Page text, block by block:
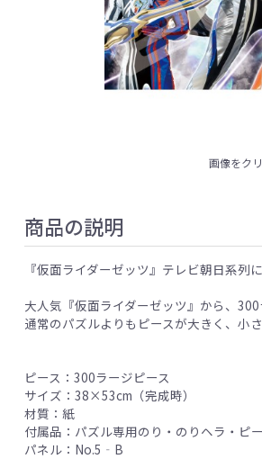
画像をク
商品の説明
『仮面ライダーゼッツ』テレビ朝日系列
大人気『仮面ライダーゼッツ』から、
通常のパズルよりもピースが大きく、小
ピース：300ラージピース
サイズ：38×53cm（完成時）
材質：紙
付属品：パズル専用のり・のりヘラ・ピ
パネル：No.5‐B